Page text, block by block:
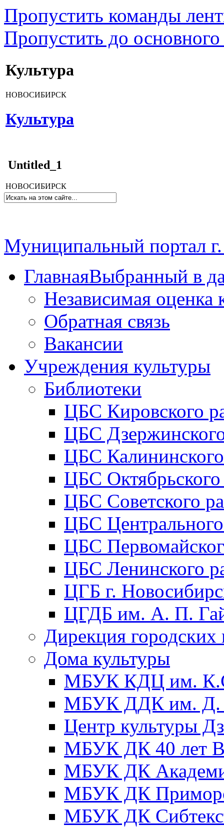
Пропустить команды
Пропустить до основного
Культура
НОВОСИБИРСК
Культура
Untitled_1
НОВОСИБИРСК
Муниципальный портал
ГлавнаяВыбранный в
Независимая оценка
Обратная связь
Вакансии
Учреждения культуры
Библиотеки
ЦБС Кировского
ЦБС
ЦБС
ЦБС
ЦБС Советского
ЦБС
ЦБС
ЦБС Ленинского
ЦГБ г.
ЦГДБ им. А. П.
Дирекция городских
Дома культуры
МБУК КДЦ им.
МБУК ДДК им. Д.
Центр культуры
МБУК ДК 40 лет
МБУК ДК
МБУК ДК
МБУК ДК